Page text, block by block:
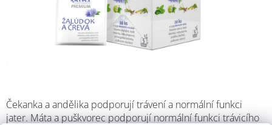
Čekanka a andělika podporují trávení a normální funkci
jater. Máta a puškvorec podporují normální funkci trávicího